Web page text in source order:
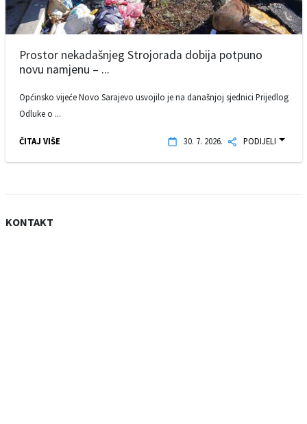
Prostor nekadašnjeg Strojorada dobija potpuno
novu namjenu – ...
Općinsko vijeće Novo Sarajevo usvojilo je na današnjoj sjednici Prijedlog
Odluke o ...
ČITAJ VIŠE 30. 7. 2026. PODIJELI
KONTAKT